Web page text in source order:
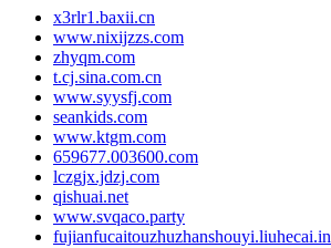
x3rlr1.baxii.cn
www.nixijzzs.com
zhyqm.com
t.cj.sina.com.cn
www.syysfj.com
seankids.com
www.ktgm.com
659677.003600.com
lczgjx.jdzj.com
qishuai.net
www.svqaco.party
fujianfucaitouzhuzhanshouyi.liuhecai.in